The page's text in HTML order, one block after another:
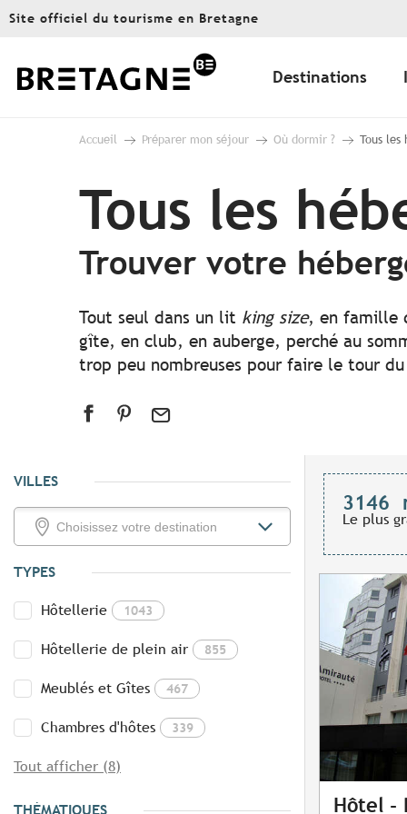
Aller
principal
Site officiel du tourisme en Bretagne
Destinations
Accueil Préparer mon séjour Où dormir ? Tous les
Tous les
Trouver votre
Tout seul dans un lit king size, en famille
gîte, en club, en auberge, perché au
trop peu nombreuses pour faire le tour
VILLES
TYPES
Hôtellerie 1043
Hôtellerie de plein air 855
Meublés et Gîtes 467
Chambres d'hôtes 339
Tout afficher (8)
THÉMATIQUES
3146
Le plus
Hôtel -